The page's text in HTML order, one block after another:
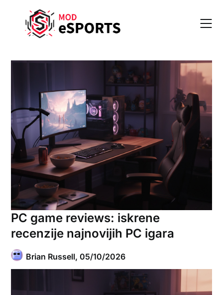
content
PC game reviews: iskrene
recenzije najnovijih PC igara
Brian Russell,05/10/2026